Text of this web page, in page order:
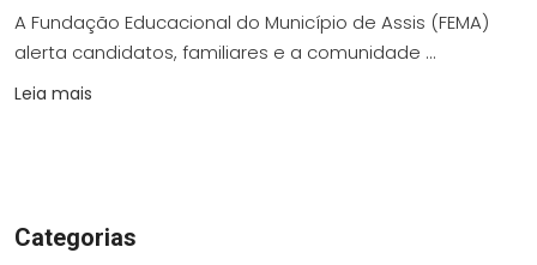
A Fundação Educacional do Município de Assis (FEMA)
alerta candidatos, familiares e a comunidade ...
Leia mais
Categorias